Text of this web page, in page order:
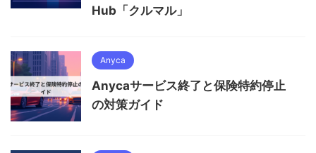
Hub「クルマル」
Anyca
Anycaサービス終了と保険特約停止
の対策ガイド